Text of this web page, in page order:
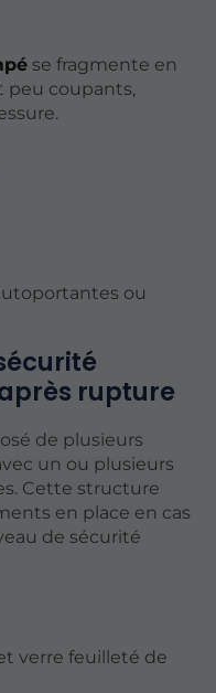
se fragmente en
peu coupants,
ou
rupture
de plusieurs
un ou plusieurs
Cette structure
en place en cas
de sécurité
verre feuilleté de